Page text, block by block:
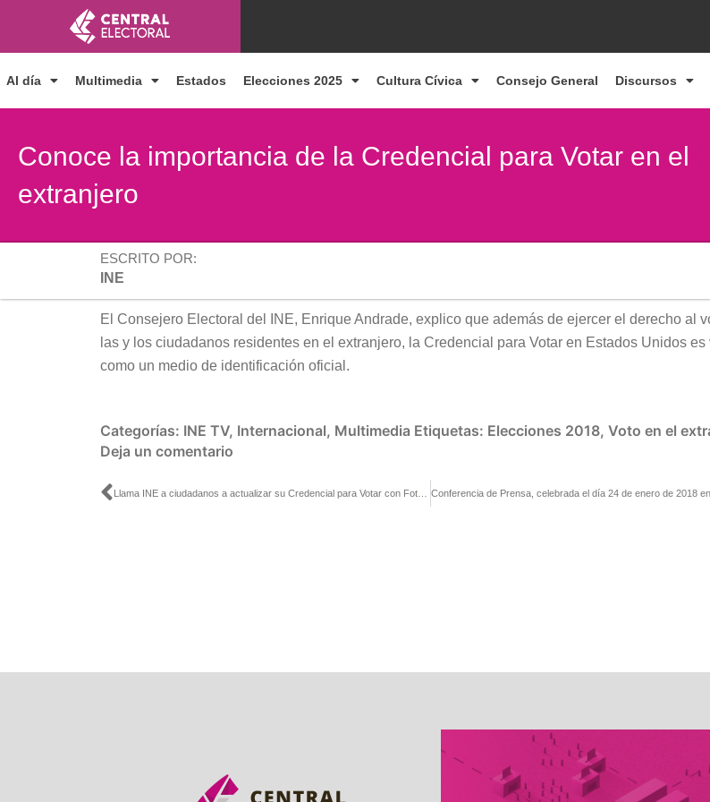
contenido
Al día Multimedia Estados Elecciones 2025 Cultura Cívica Consejo General Discursos
Conoce la importancia de la Credencial para Votar en el
extranjero
ESCRITO POR:
INE
El Consejero Electoral del INE, Enrique Andrade, explico que además de ejercer el derecho al
las y los ciudadanos residentes en el extranjero, la Credencial para Votar en Estados Unidos es
como un medio de identificación oficial.
Categorías: INE TV, Internacional, Multimedia Etiquetas: Elecciones 2018, Voto en el
Deja un comentario
Ant